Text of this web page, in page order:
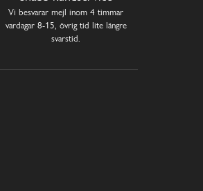
Vi besvarar mejl inom 4 timmar
vardagar 8-15, övrig tid lite längre
svarstid.